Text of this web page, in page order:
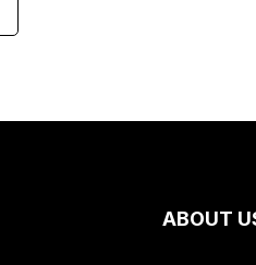
heeft
ABOUT